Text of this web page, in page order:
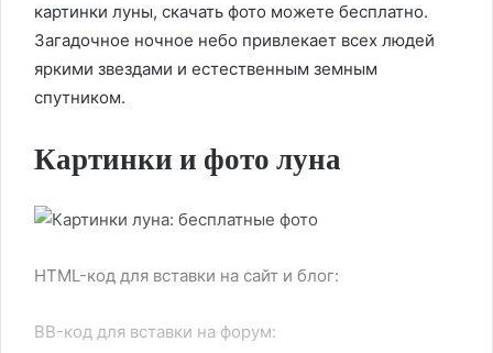
картинки луны, скачать фото можете бесплатно.
Загадочное ночное небо привлекает всех людей
яркими звездами и естественным земным
спутником.
Картинки и фото луна
HTML-код для вставки на сайт и блог:
BB-код для вставки на форум: